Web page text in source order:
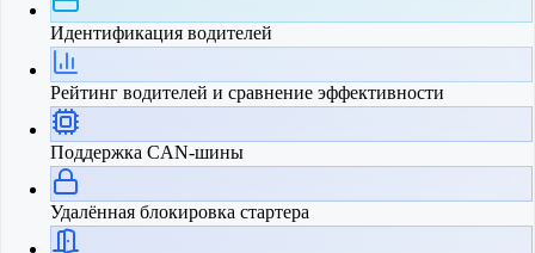
Идентификация водителей
Рейтинг водителей и сравнение эффективности
Поддержка CAN-шины
Удалённая блокировка стартера